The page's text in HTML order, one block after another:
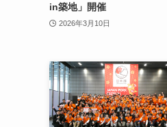
in築地」開催
2026年3月10日